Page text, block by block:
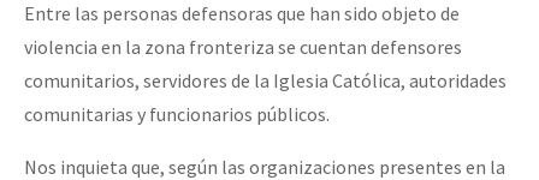
Entre las personas defensoras que han sido objeto de
violencia en la zona fronteriza se cuentan defensores
comunitarios, servidores de la Iglesia Católica, autoridades
comunitarias y funcionarios públicos.
Nos inquieta que, según las organizaciones presentes en la